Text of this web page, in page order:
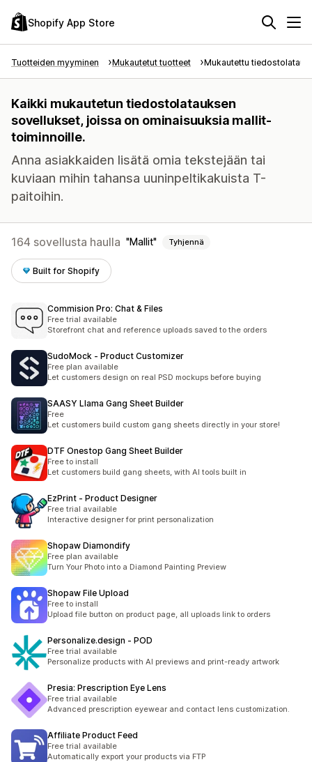
Shopify App Store
Tuotteiden myyminen Mukautetut tuotteet Mukautettu tiedostolataus
Kaikki mukautetun tiedostolatauksen
sovellukset, joissa on ominaisuuksia mallit-
toiminnoille.
Anna asiakkaiden lisätä omia tekstejään tai
kuviaan mihin tahansa uuninpeltikakuista T-
paitoihin.
164 sovellusta haulla Mallit Tyhjennä
Built for Shopify
Commision Pro: Chat & Files
Free trial available
Storefront chat and reference uploads saved to the orders
SudoMock ‑ Product Customizer
Free plan available
Let customers design on real PSD mockups before buying
SAASY Llama Gang Sheet Builder
Free
Let customers build custom gang sheets directly in your store!
DTF Onestop Gang Sheet Builder
Free to install
Let customers build gang sheets, with AI tools built in
EzPrint ‑ Product Designer
Free trial available
Interactive designer for print personalization
Shopaw Diamondify
Free plan available
Turn Your Photo into a Diamond Painting Preview
Shopaw File Upload
Free to install
Upload file button on product page, all uploads link to orders
Personalize.design ‑ POD
Free trial available
Personalize products with AI previews and print-ready artwork
Presia: Prescription Eye Lens
Free trial available
Advanced prescription eyewear and contact lens customization.
Affiliate Product Feed
Free trial available
Automatically export your products via FTP